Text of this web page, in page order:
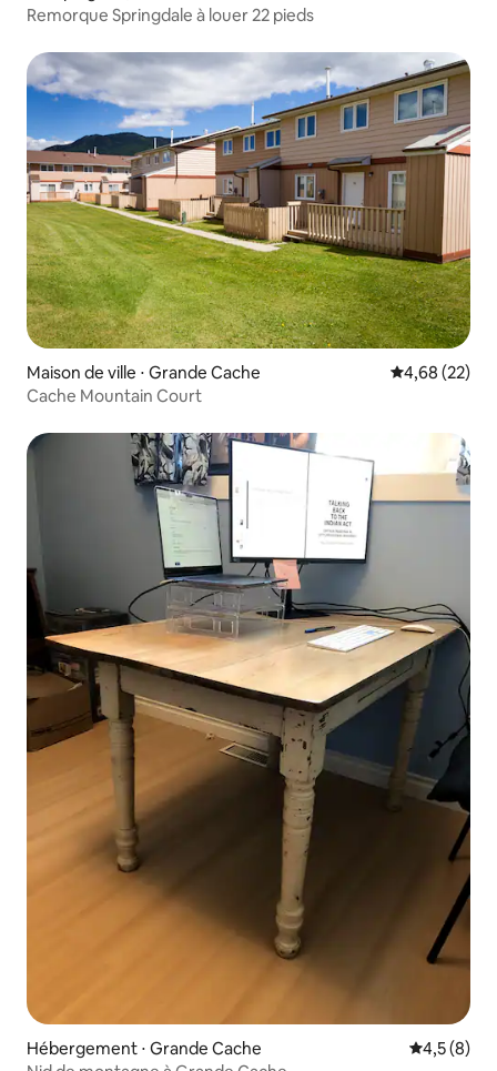
Remorque Springdale à louer 22 pieds
Maison de ville ⋅ Grande Cache Évaluation
4,68 (22)
Cache Mountain Court
Hébergement ⋅ Grande Cache Évaluation
4,5 (8)